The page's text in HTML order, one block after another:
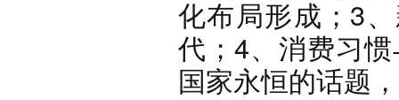
化布局形成；3
代；4、消费习
国家永恒的话题